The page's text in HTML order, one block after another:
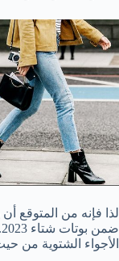
لذا فإنه من المتوقع
الأجواء الشتوية من